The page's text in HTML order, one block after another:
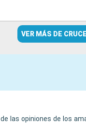
VER MÁS DE
las opiniones de los